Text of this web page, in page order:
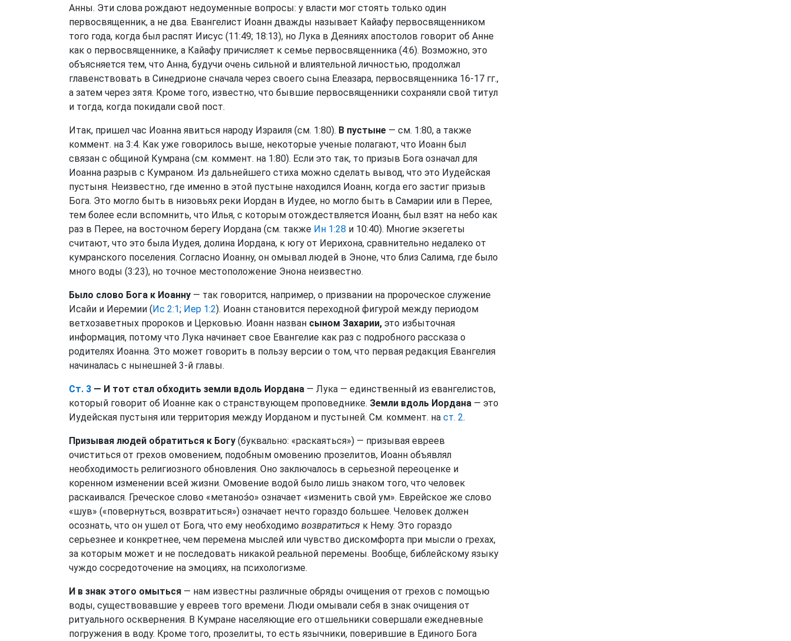
Анны. Эти слова рождают недоуменные вопросы: у власти мог стоять только один
первосвященник, а не два. Евангелист Иоанн дважды называет Кайафу первосвященником
того года, когда был распят Иисус (11:49; 18:13), но Лука в Деяниях апостолов говорит об Анне
как о первосвященнике, а Кайафу причисляет к семье первосвященника (4:6). Возможно, это
объясняется тем, что Анна, будучи очень сильной и влиятельной личностью, продолжал
главенствовать в Синедрионе сначала через своего сына Елеазара, первосвященника 16-17 гг.,
а затем через зятя. Кроме того, известно, что бывшие первосвященники сохраняли свой титул
и тогда, когда покидали свой пост.
Итак, пришел час Иоанна явиться народу Израиля (см. 1:80). В пустыне — см. 1:80, а также
коммент. на 3:4. Как уже говорилось выше, некоторые ученые полагают, что Иоанн был
связан с общиной Кумрана (см. коммент. на 1:80). Если это так, то призыв Бога означал для
Иоанна разрыв с Кумраном. Из дальнейшего стиха можно сделать вывод, что это Иудейская
пустыня. Неизвестно, где именно в этой пустыне находился Иоанн, когда его застиг призыв
Бога. Это могло быть в низовьях реки Иордан в Иудее, но могло быть в Самарии или в Перее,
тем более если вспомнить, что Илья, с которым отождествляется Иоанн, был взят на небо как
раз в Перее, на восточном берегу Иордана (см. также Ин 1:28 и 10:40). Многие экзегеты
считают, что это была Иудея, долина Иордана, к югу от Иерихона, сравнительно недалеко от
кумранского поселения. Согласно Иоанну, он омывал людей в Эноне, что близ Салима, где было
много воды (3:23), но точное местоположение Энона неизвестно.
Было слово Бога к Иоанну — так говорится, например, о призвании на пророческое служение
Исайи и Иеремии (Ис 2:1; Иер 1:2). Иоанн становится переходной фигурой между периодом
ветхозаветных пророков и Церковью. Иоанн назван сыном Захарии, это избыточная
информация, потому что Лука начинает свое Евангелие как раз с подробного рассказа о
родителях Иоанна. Это может говорить в пользу версии о том, что первая редакция Евангелия
начиналась с нынешней 3-й главы.
Ст. 3 — И тот стал обходить земли вдоль Иордана — Лука — единственный из евангелистов,
который говорит об Иоанне как о странствующем проповеднике. Земли вдоль Иордана — это
Иудейская пустыня или территория между Иорданом и пустыней. См. коммент. на ст. 2.
Призывая людей обратиться к Богу (буквально: «раскаяться») — призывая евреев
очиститься от грехов омовением, подобным омовению прозелитов, Иоанн объявлял
необходимость религиозного обновления. Оно заключалось в серьезной переоценке и
коренном изменении всей жизни. Омовение водой было лишь знаком того, что человек
раскаивался. Греческое слово «метаноэ́о» означает «изменить свой ум». Еврейское же слово
«шув» («повернуться, возвратиться») означает нечто гораздо большее. Человек должен
осознать, что он ушел от Бога, что ему необходимо возвратиться к Нему. Это гораздо
серьезнее и конкретнее, чем перемена мыслей или чувство дискомфорта при мысли о грехах,
за которым может и не последовать никакой реальной перемены. Вообще, библейскому языку
чуждо сосредоточение на эмоциях, на психологизме.
И в знак этого омыться — нам известны различные обряды очищения от грехов с помощью
воды, существовавшие у евреев того времени. Люди омывали себя в знак очищения от
ритуального осквернения. В Кумране населяющие его отшельники совершали ежедневные
погружения в воду. Кроме того, прозелиты, то есть язычники, поверившие в Единого Бога